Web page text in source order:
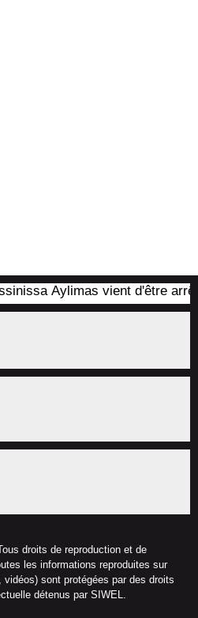
Aylimas vient d'être arrêté
droits de reproduction et de
les informations reproduites sur
sont protégées par des droits
détenus par SIWEL.